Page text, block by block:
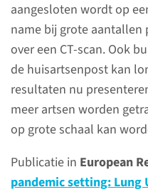
aangesloten wordt op
name bij grote aantallen
over een CT-scan. Ook
de huisartsenpost kan
resultaten nu
meer artsen worden
op grote schaal kan
Publicatie in European
pandemic setting: Lung